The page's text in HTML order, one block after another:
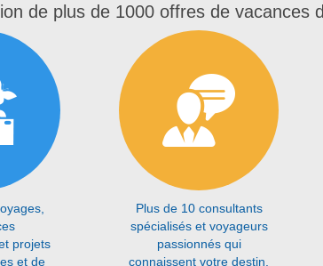
de plus de 1000 offres de vacances
projets
et de
Plus de 10 consultants
spécialisés et voyageurs
passionnés qui
connaissent votre destin.